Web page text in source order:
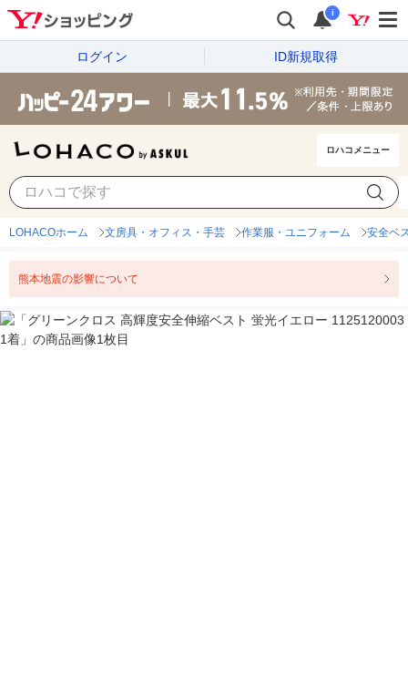
i
ログイン ID新規取得
ロハコメニュー
LOHACOホーム 文房具・オフィス・手芸 作業服・ユニフォーム 安全ベ
熊本地震の影響について